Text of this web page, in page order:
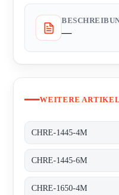
—
WEITERE
CHRE-1445-4M
CHRE-1445-6M
CHRE-1650-4M